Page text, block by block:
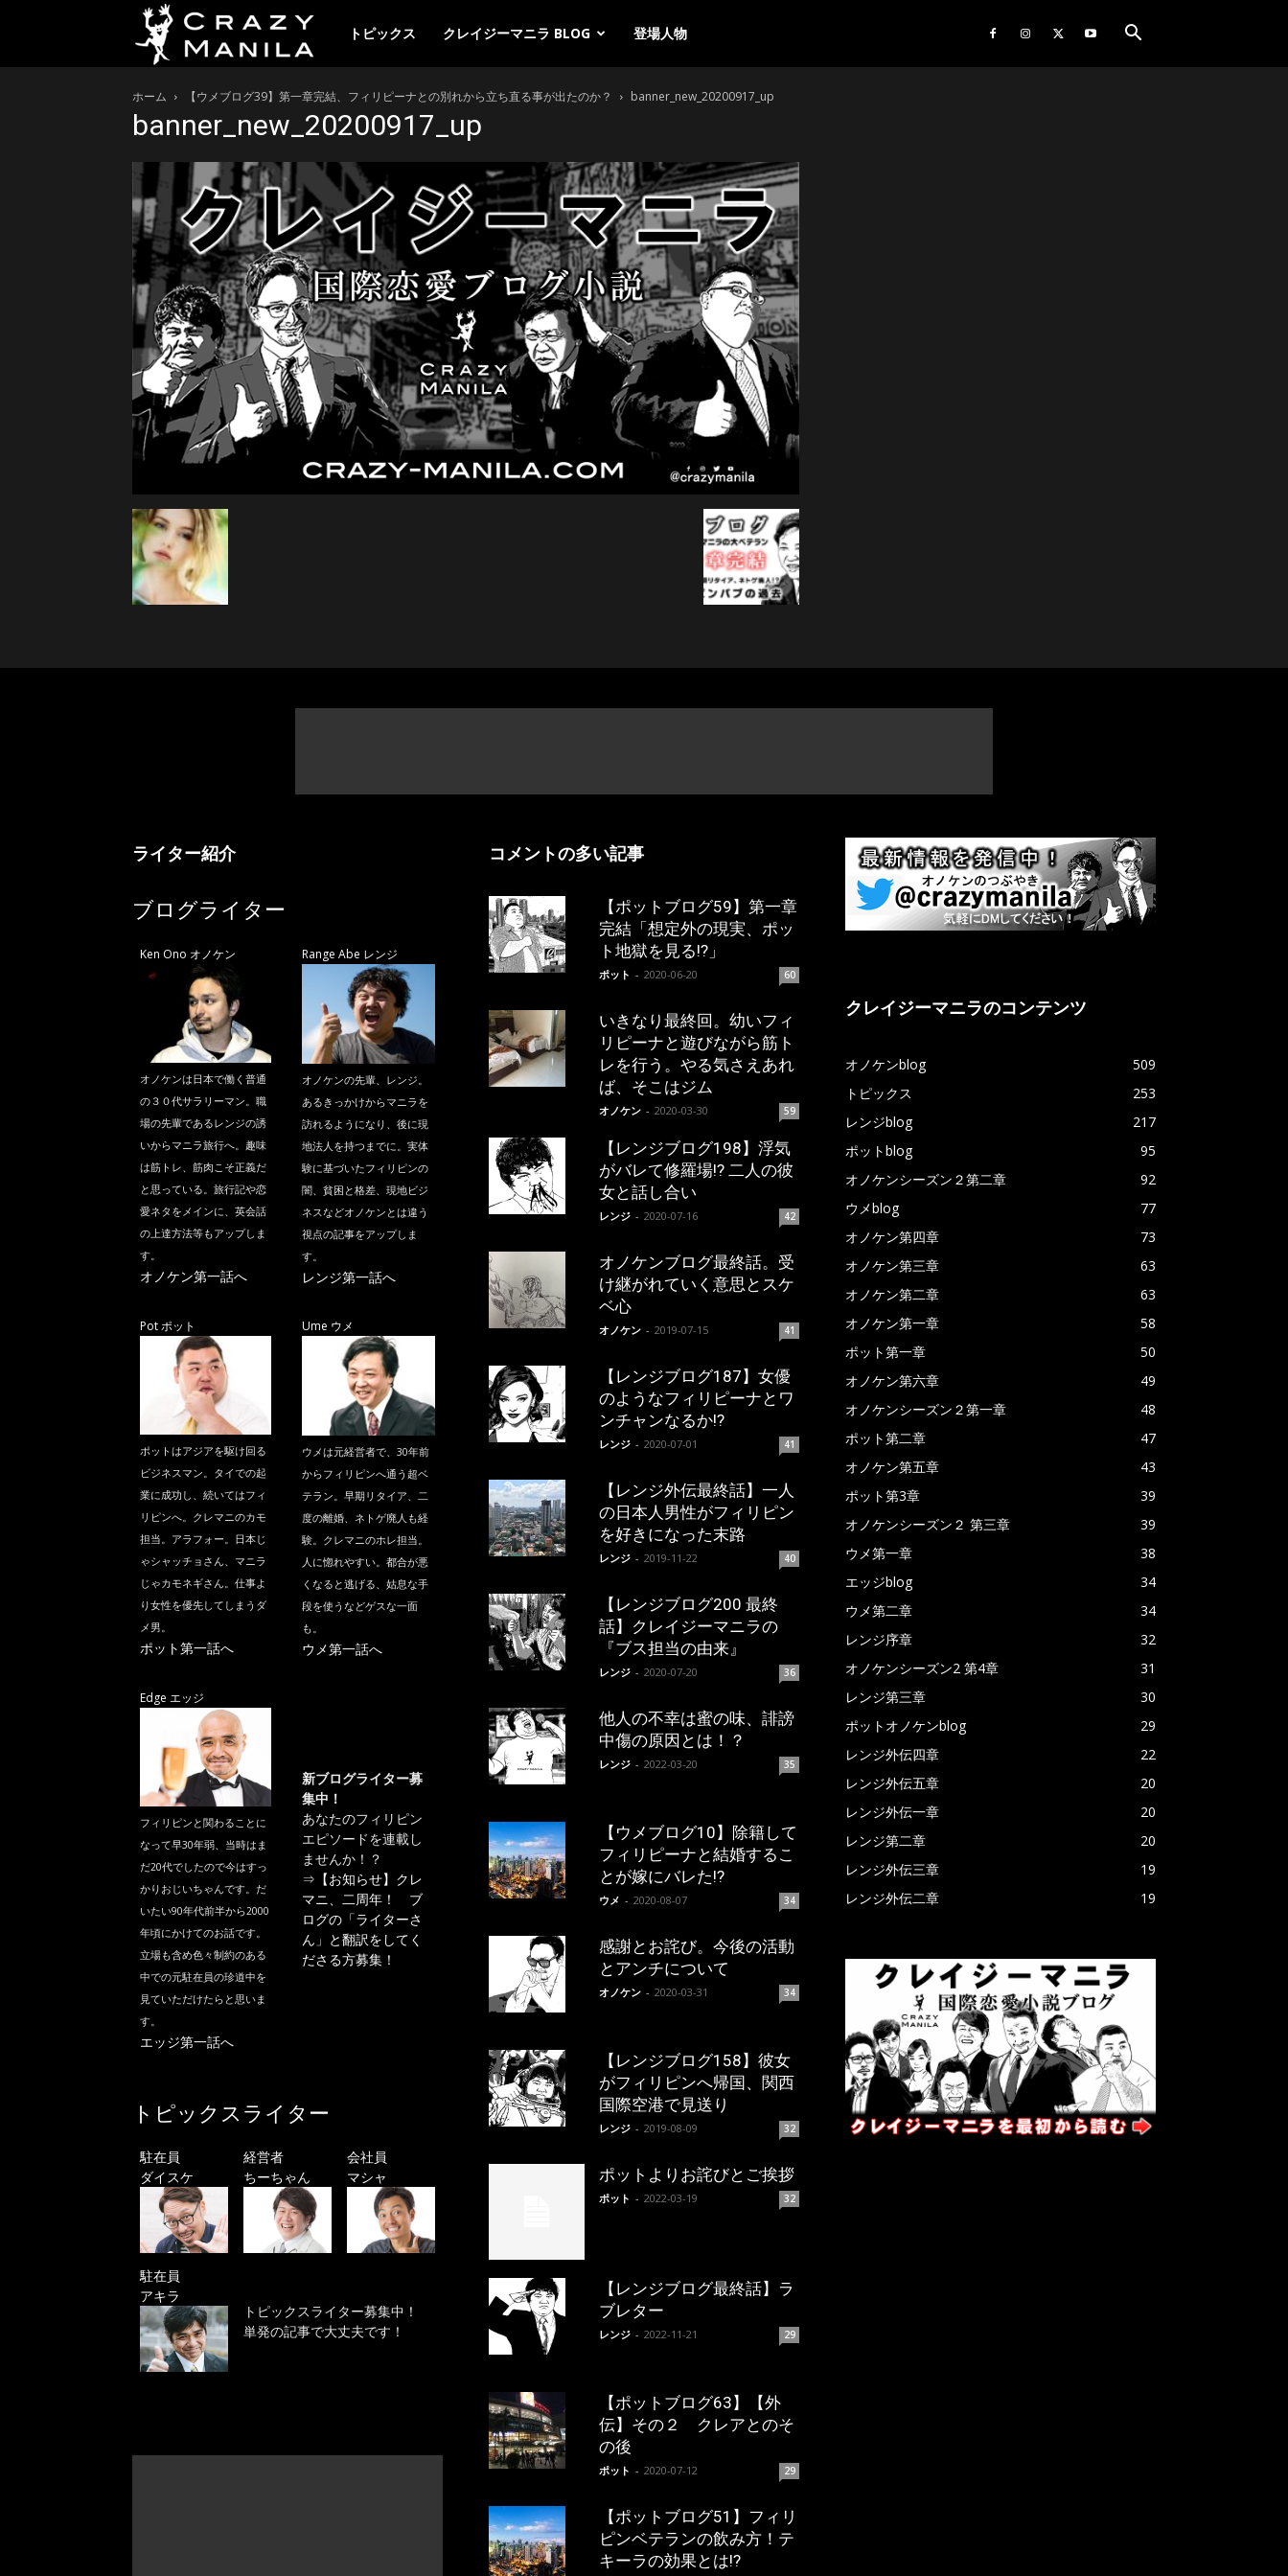
レ
イ
ジ
ー
マ
ニ
トピックス クレイジーマニラ BLOG 登場人物
ホーム 【ウメブログ39】第一章完結、フィリピーナとの別れから立ち直る事が出たのか？ banner_new_20200917_up
banner_new_20200917_up
ライター紹介
ブログライター
Ken Ono オノケン
オノケンは日本で働く普通
の３０代サラリーマン。職
場の先輩であるレンジの誘
いからマニラ旅行へ。趣味
は筋トレ、筋肉こそ正義だ
と思っている。旅行記や恋
愛ネタをメインに、英会話
の上達方法等もアップしま
す。
オノケン第一話へ
Range Abe レンジ
オノケンの先輩、レンジ。
あるきっかけからマニラを
訪れるようになり、後に現
地法人を持つまでに。実体
験に基づいたフィリピンの
闇、貧困と格差、現地ビジ
ネスなどオノケンとは違う
視点の記事をアップしま
す。
レンジ第一話へ
Pot ポット
ポットはアジアを駆け回る
ビジネスマン。タイでの起
業に成功し、続いてはフィ
リピンへ。クレマニのカモ
担当。アラフォー。日本じ
ゃシャッチョさん、マニラ
じゃカモネギさん。仕事よ
り女性を優先してしまうダ
メ男。
ポット第一話へ
Ume ウメ
ウメは元経営者で、30年前
からフィリピンへ通う超ベ
テラン。早期リタイア、二
度の離婚、ネトゲ廃人も経
験。クレマニのホレ担当。
人に惚れやすい。都合が悪
くなると逃げる、姑息な手
段を使うなどゲスな一面
も。
ウメ第一話へ
Edge エッジ
フィリピンと関わることに
なって早30年弱、当時はま
だ20代でしたので今はすっ
かりおじいちゃんです。だ
いたい90年代前半から2000
年頃にかけてのお話です。
立場も含め色々制約のある
中での元駐在員の珍道中を
見ていただけたらと思いま
す。
エッジ第一話へ
新ブログライター募
集中！
あなたのフィリピン
エピソードを連載し
ませんか！？
⇒ 【お知らせ】クレ
マニ、二周年！ ブ
ログの「ライターさ
ん」と翻訳をしてく
ださる方募集！
トピックスライター
駐在員
ダイスケ
経営者
ちーちゃん
会社員
マシャ
駐在員
アキラ
トピックスライター募集中！
単発の記事で大丈夫です！
コメントの多い記事
【ポットブログ59】第一章
完結「想定外の現実、ポッ
ト地獄を見る!?」
ポット - 2020-06-20 60
いきなり最終回。幼いフィ
リピーナと遊びながら筋ト
レを行う。やる気さえあれ
ば、そこはジム
オノケン - 2020-03-30 59
【レンジブログ198】浮気
がバレて修羅場!? 二人の彼
女と話し合い
レンジ - 2020-07-16 42
オノケンブログ最終話。受
け継がれていく意思とスケ
ベ心
オノケン - 2019-07-15 41
【レンジブログ187】女優
のようなフィリピーナとワ
ンチャンなるか!?
レンジ - 2020-07-01 41
【レンジ外伝最終話】一人
の日本人男性がフィリピン
を好きになった末路
レンジ - 2019-11-22 40
【レンジブログ200 最終
話】クレイジーマニラの
『ブス担当の由来』
レンジ - 2020-07-20 36
他人の不幸は蜜の味、誹謗
中傷の原因とは！？
レンジ - 2022-03-20 35
【ウメブログ10】除籍して
フィリピーナと結婚するこ
とが嫁にバレた!?
ウメ - 2020-08-07 34
感謝とお詫び。今後の活動
とアンチについて
オノケン - 2020-03-31 34
【レンジブログ158】彼女
がフィリピンへ帰国、関西
国際空港で見送り
レンジ - 2019-08-09 32
ポットよりお詫びとご挨拶
ポット - 2022-03-19 32
【レンジブログ最終話】ラ
ブレター
レンジ - 2022-11-21 29
【ポットブログ63】【外
伝】その２ クレアとのそ
の後
ポット - 2020-07-12 29
【ポットブログ51】フィリ
ピンベテランの飲み方！テ
キーラの効果とは!?
クレイジーマニラのコンテンツ
オノケンblog
509
トピックス
253
レンジblog
217
ポットblog
95
オノケンシーズン２第二章
92
ウメblog
77
オノケン第四章
73
オノケン第三章
63
オノケン第二章
63
オノケン第一章
58
ポット第一章
50
オノケン第六章
49
オノケンシーズン２第一章
48
ポット第二章
47
オノケン第五章
43
ポット第3章
39
オノケンシーズン２ 第三章
39
ウメ第一章
38
エッジblog
34
ウメ第二章
34
レンジ序章
32
オノケンシーズン2 第4章
31
レンジ第三章
30
ポットオノケンblog
29
レンジ外伝四章
22
レンジ外伝五章
20
レンジ外伝一章
20
レンジ第二章
20
レンジ外伝三章
19
レンジ外伝二章
19